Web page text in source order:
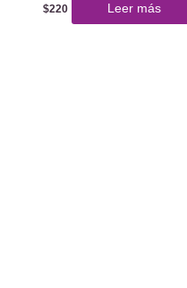
$220 Leer más